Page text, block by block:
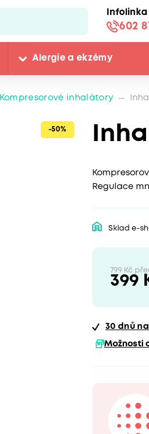
Infolinka
602
Alergie a ekzémy
Kompresorové inhalátory
-50%
Regulace
Sklad e-
799 Kč
399
30 dnů
Možnosti